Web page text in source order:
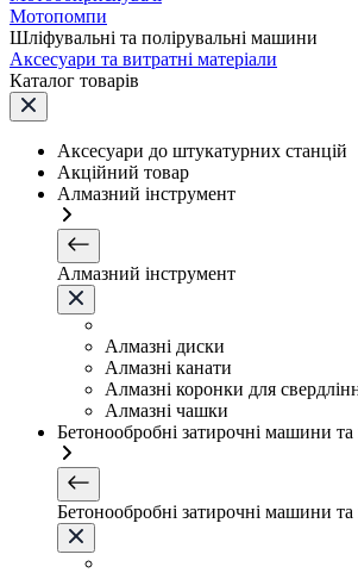
Мотопомпи
Шліфувальні та полірувальні машини
Аксесуари та витратні матеріали
Каталог товарів
Аксесуари до штукатурних станцій
Акційний товар
Алмазний інструмент
Алмазний інструмент
Алмазні диски
Алмазні канати
Алмазні коронки для
Алмазні чашки
Бетонообробні затирочні машини та
Бетонообробні затирочні машини та